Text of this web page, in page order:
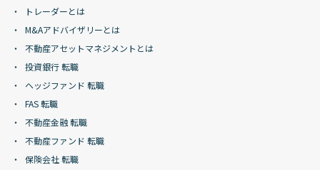
トレーダーとは
M&Aアドバイザリーとは
不動産アセットマネジメントとは
投資銀行 転職
ヘッジファンド 転職
FAS 転職
不動産金融 転職
不動産ファンド 転職
保険会社 転職